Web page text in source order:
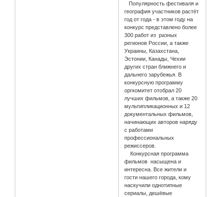
Популярность фестиваля и
география участников растёт
год от года - в этом году на
конкурс представлено более
300 работ из разных
регионов России, а также
Украины, Казахстана,
Эстонии, Канады, Чехии
других стран ближнего и
дальнего зарубежья. В
конкурсную программу
оргкомитет отобрал 20
лучших фильмов, а также 20
мультипликационных и 12
документальных фильмов,
начинающих авторов наряду
с работами
профессиональных
режиссеров.
Конкурсная программа
фильмов насыщена и
интересна. Все жители и
гости нашего города, кому
наскучили однотипные
сериалы, дешёвые